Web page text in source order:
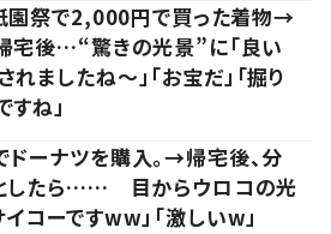
園祭で2,000円で買った着物→
宅後…“驚きの光景”に「良い
れましたね～」「お宝だ」「掘り
すね」
ドーナツを購入。→帰宅後、分
したら…… 目からウロコの光
イコーですww」「激しいw」